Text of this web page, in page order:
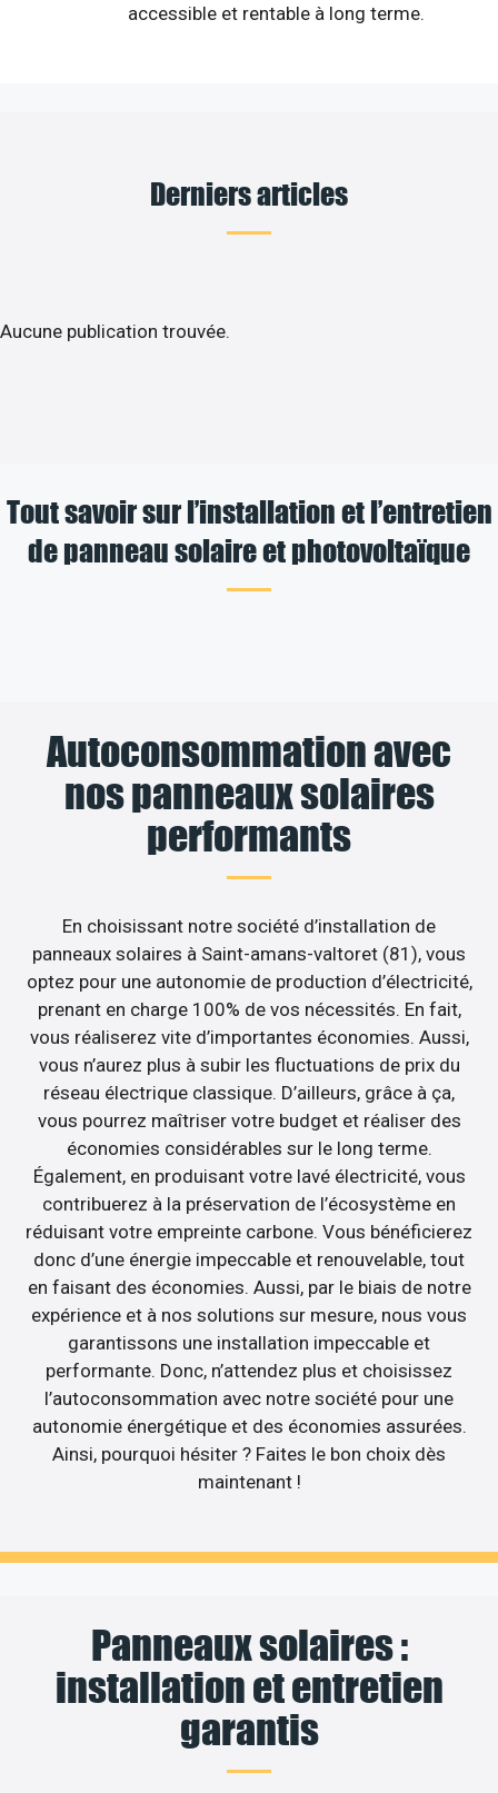
accessible et rentable à long terme.
Derniers articles
Aucune publication trouvée.
Tout savoir sur l’installation et l’entretien
de panneau solaire et photovoltaïque
Autoconsommation avec
nos panneaux solaires
performants
En choisissant notre société d’installation de
panneaux solaires à Saint-amans-valtoret (81), vous
optez pour une autonomie de production d’électricité,
prenant en charge 100% de vos nécessités. En fait,
vous réaliserez vite d’importantes économies. Aussi,
vous n’aurez plus à subir les fluctuations de prix du
réseau électrique classique. D’ailleurs, grâce à ça,
vous pourrez maîtriser votre budget et réaliser des
économies considérables sur le long terme.
Également, en produisant votre lavé électricité, vous
contribuerez à la préservation de l’écosystème en
réduisant votre empreinte carbone. Vous bénéficierez
donc d’une énergie impeccable et renouvelable, tout
en faisant des économies. Aussi, par le biais de notre
expérience et à nos solutions sur mesure, nous vous
garantissons une installation impeccable et
performante. Donc, n’attendez plus et choisissez
l’autoconsommation avec notre société pour une
autonomie énergétique et des économies assurées.
Ainsi, pourquoi hésiter ? Faites le bon choix dès
maintenant !
Panneaux solaires :
installation et entretien
garantis